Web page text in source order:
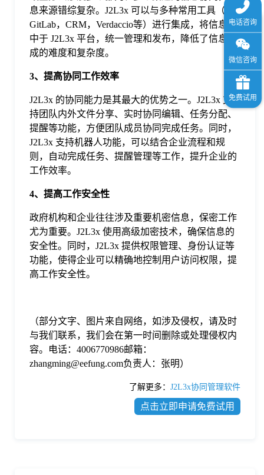
息来源错综复杂。J2L3x 可以与多种常用工具（如
GitLab，CRM，Verdaccio等）进行集成，将信息集
中于 J2L3x 平台，统一管理和发布，降低了信息集
成的难度和复杂度。
3、提高协同工作效率
J2L3x 的协同能力是其最大的优势之一。J2L3x 支
持团队内外文件分享、实时协同编辑、任务分配、
提醒等功能，方便团队成员协同完成任务。同时，
J2L3x 支持机器人功能，可以结合企业流程和规
则，自动完成任务、提醒管理等工作，提升企业的
工作效率。
4、提高工作安全性
政府机构和企业往往涉及重要机密信息，保密工作
尤为重要。J2L3x 使用高级加密技术，确保信息的
安全性。同时，J2L3x 提供权限管理、身份认证等
功能，使得企业可以精确地控制用户访问权限，提
高工作安全性。
（部分文字、图片来自网络，如涉及侵权，请及时
与我们联系，我们会在第一时间删除或处理侵权内
容。电话：4006770986邮箱：
zhangming@eefung.com负责人：张明）
了解更多： J2L3x协同管理软件
点击立即申请免费试用